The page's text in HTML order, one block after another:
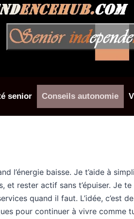
senior Conseils autonomie
l’énergie baisse. Je t’aide à
rester actif sans t’épuiser. Je
quand il faut. L’idée, c’est
pour continuer à vivre comme tu